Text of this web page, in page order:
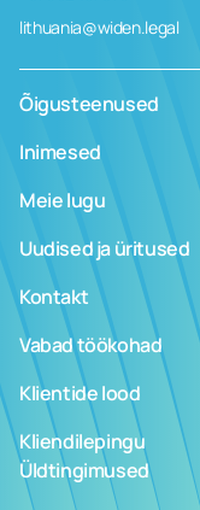
lithuania@widen.legal
Õigusteenused
Inimesed
Meie lugu
Uudised ja üritused
Kontakt
Vabad töökohad
Klientide lood
Kliendilepingu
Üldtingimused